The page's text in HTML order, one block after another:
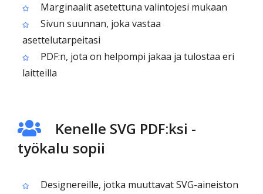
Marginaalit asetettuna valintojesi mukaan
Sivun suunnan, joka vastaa
asettelutarpeitasi
PDF:n, jota on helpompi jakaa ja tulostaa eri
laitteilla
Kenelle SVG PDF:ksi -
työkalu sopii
Designereille, jotka muuttavat SVG-aineiston